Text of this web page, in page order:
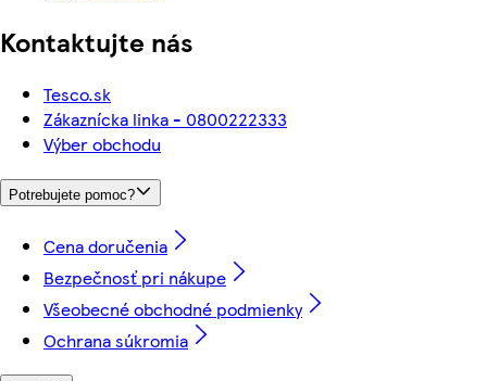
Kontaktujte nás
Tesco.sk
Zákaznícka linka - 0800222333
Výber obchodu
Potrebujete pomoc?
Cena doručenia
Bezpečnosť pri nákupe
Všeobecné obchodné podmienky
Ochrana súkromia